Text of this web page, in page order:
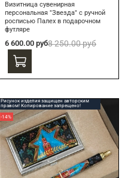
Визитница сувенирная
персональная "Звезда" с ручной
росписью Палех в подарочном
футляре
6 600.00 руб8 250.00 руб
Рисунок изделия защищен авторским
правом! Копирование запрещено!
-14%